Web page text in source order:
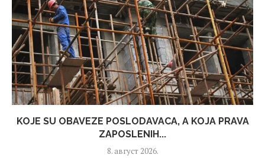
KOJE SU OBAVEZE POSLODAVACA, A KOJA PRAVA
ZAPOSLENIH...
8. август 2026.